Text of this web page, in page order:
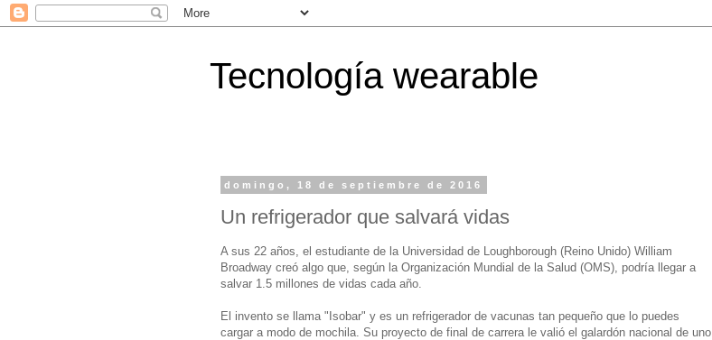
Tecnología wearable
domingo, 18 de septiembre de 2016
Un refrigerador que salvará vidas
A sus 22 años, el estudiante de la Universidad de Loughborough (Reino Unido) William
Broadway creó algo que, según la Organización Mundial de la Salud (OMS), podría llegar a
salvar 1.5 millones de vidas cada año.
El invento se llama "Isobar" y es un refrigerador de vacunas tan pequeño que lo puedes
cargar a modo de mochila. Su proyecto de final de carrera le valió el galardón nacional de uno